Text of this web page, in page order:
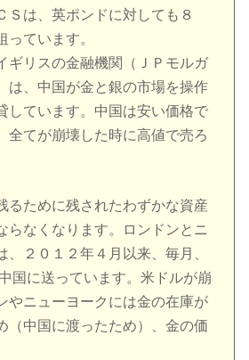
Ｓは、英ポンドに対しても８
っています。
ギリスの金融機関（ＪＰモルガ
は、中国が金と銀の市場を操作
しています。中国は安い価格で
全てが崩壊した時に高値で売ろ
るために残されたわずかな資産
らなくなります。ロンドンとニ
、２０１２年４月以来、毎月、
国に送っています。米ドルが崩
やニューヨークには金の在庫が
（中国に渡ったため）、金の価